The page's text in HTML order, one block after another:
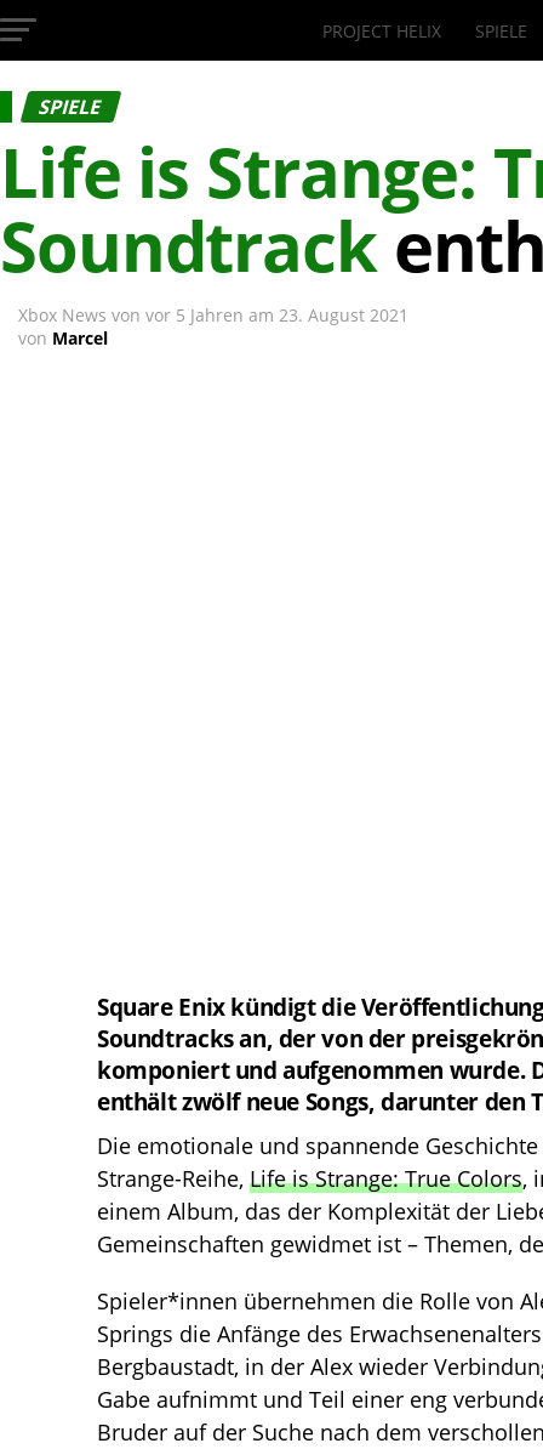
InsideXbox.de
PROJECT HELIX SPIELE
SPIELE
Life is Strange:
Soundtrack
Xbox News von vor 5 Jahren am 23. August 2021
von Marcel
Square Enix kündigt die
Soundtracks an, der von der
komponiert und aufgenommen wurde.
enthält zwölf neue Songs, darunter den
Die emotionale und spannende
Strange-Reihe, Life is Strange: True Colors,
einem Album, das der Komplexität der
Gemeinschaften gewidmet ist – Themen,
Spieler*innen übernehmen die Rolle von
Springs die Anfänge des
Bergbaustadt, in der Alex wieder
Gabe aufnimmt und Teil einer eng
Bruder auf der Suche nach dem